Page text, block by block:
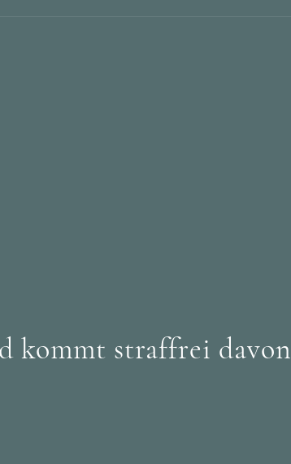
kommt straffrei davon